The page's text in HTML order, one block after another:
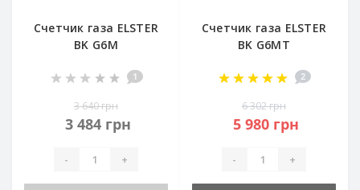
Счетчик газа ELSTER
BK G6M
1
3 640 грн
3 484 грн
- +
Счетчик газа ELSTER
BK G6MT
2
6 302 грн
5 980 грн
- +